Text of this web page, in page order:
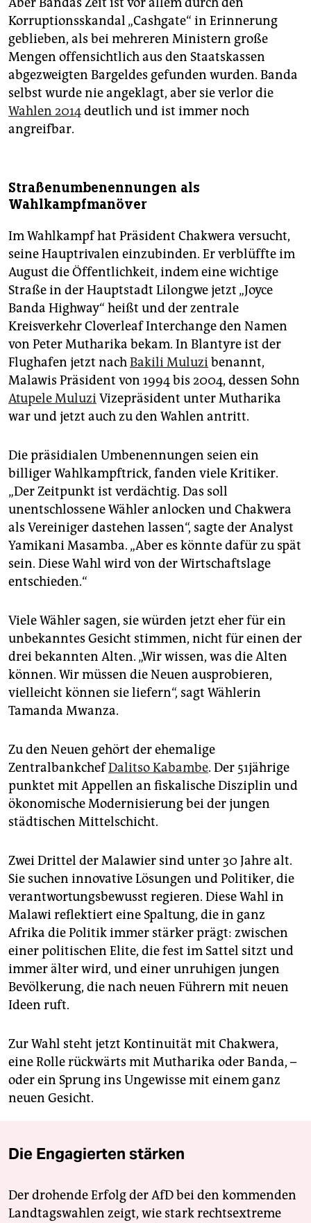
Aber Bandas Zeit ist vor allem durch den
Korruptionsskandal „Cashgate“ in Erinnerung
geblieben, als bei mehreren Ministern große
Mengen offensichtlich aus den Staatskassen
abgezweigten Bargeldes gefunden wurden. Banda
selbst wurde nie angeklagt, aber sie verlor die
Wahlen 2014deutlich und ist immer noch
angreifbar.
Straßenumbenennungen als
Wahlkampfmanöver
Im Wahlkampf hat Präsident Chakwera versucht,
seine Hauptrivalen einzubinden. Er verblüffte im
August die Öffentlichkeit, indem eine wichtige
Straße in der Hauptstadt Lilongwe jetzt „Joyce
Banda Highway“ heißt und der zentrale
Kreisverkehr Cloverleaf Interchange den Namen
von Peter Mutharika bekam. In Blantyre ist der
Flughafen jetzt nachBakili Muluzibenannt,
Malawis Präsident von 1994 bis 2004, dessen Sohn
Atupele MuluziVizepräsident unter Mutharika
war und jetzt auch zu den Wahlen antritt.
Die präsidialen Umbenennungen seien ein
billiger Wahlkampftrick, fanden viele Kritiker.
„Der Zeitpunkt ist verdächtig. Das soll
unentschlossene Wähler anlocken und Chakwera
als Vereiniger dastehen lassen“, sagte der Analyst
Yamikani Masamba. „Aber es könnte dafür zu spät
sein. Diese Wahl wird von der Wirtschaftslage
entschieden.“
Viele Wähler sagen, sie würden jetzt eher für ein
unbekanntes Gesicht stimmen, nicht für einen der
drei bekannten Alten. „Wir wissen, was die Alten
können. Wir müssen die Neuen ausprobieren,
vielleicht können sie liefern“, sagt Wählerin
Tamanda Mwanza.
Zu den Neuen gehört der ehemalige
ZentralbankchefDalitso Kabambe. Der 51jährige
punktet mit Appellen an fiskalische Disziplin und
ökonomische Modernisierung bei der jungen
städtischen Mittelschicht.
Zwei Drittel der Malawier sind unter 30 Jahre alt.
Sie suchen innovative Lösungen und Politiker, die
verantwortungsbewusst regieren. Diese Wahl in
Malawi reflektiert eine Spaltung, die in ganz
Afrika die Politik immer stärker prägt: zwischen
einer politischen Elite, die fest im Sattel sitzt und
immer älter wird, und einer unruhigen jungen
Bevölkerung, die nach neuen Führern mit neuen
Ideen ruft.
Zur Wahl steht jetzt Kontinuität mit Chakwera,
eine Rolle rückwärts mit Mutharika oder Banda, –
oder ein Sprung ins Ungewisse mit einem ganz
neuen Gesicht.
Die Engagierten stärken
Der drohende Erfolg der AfD bei den kommenden
Landtagswahlen zeigt, wie stark rechtsextreme